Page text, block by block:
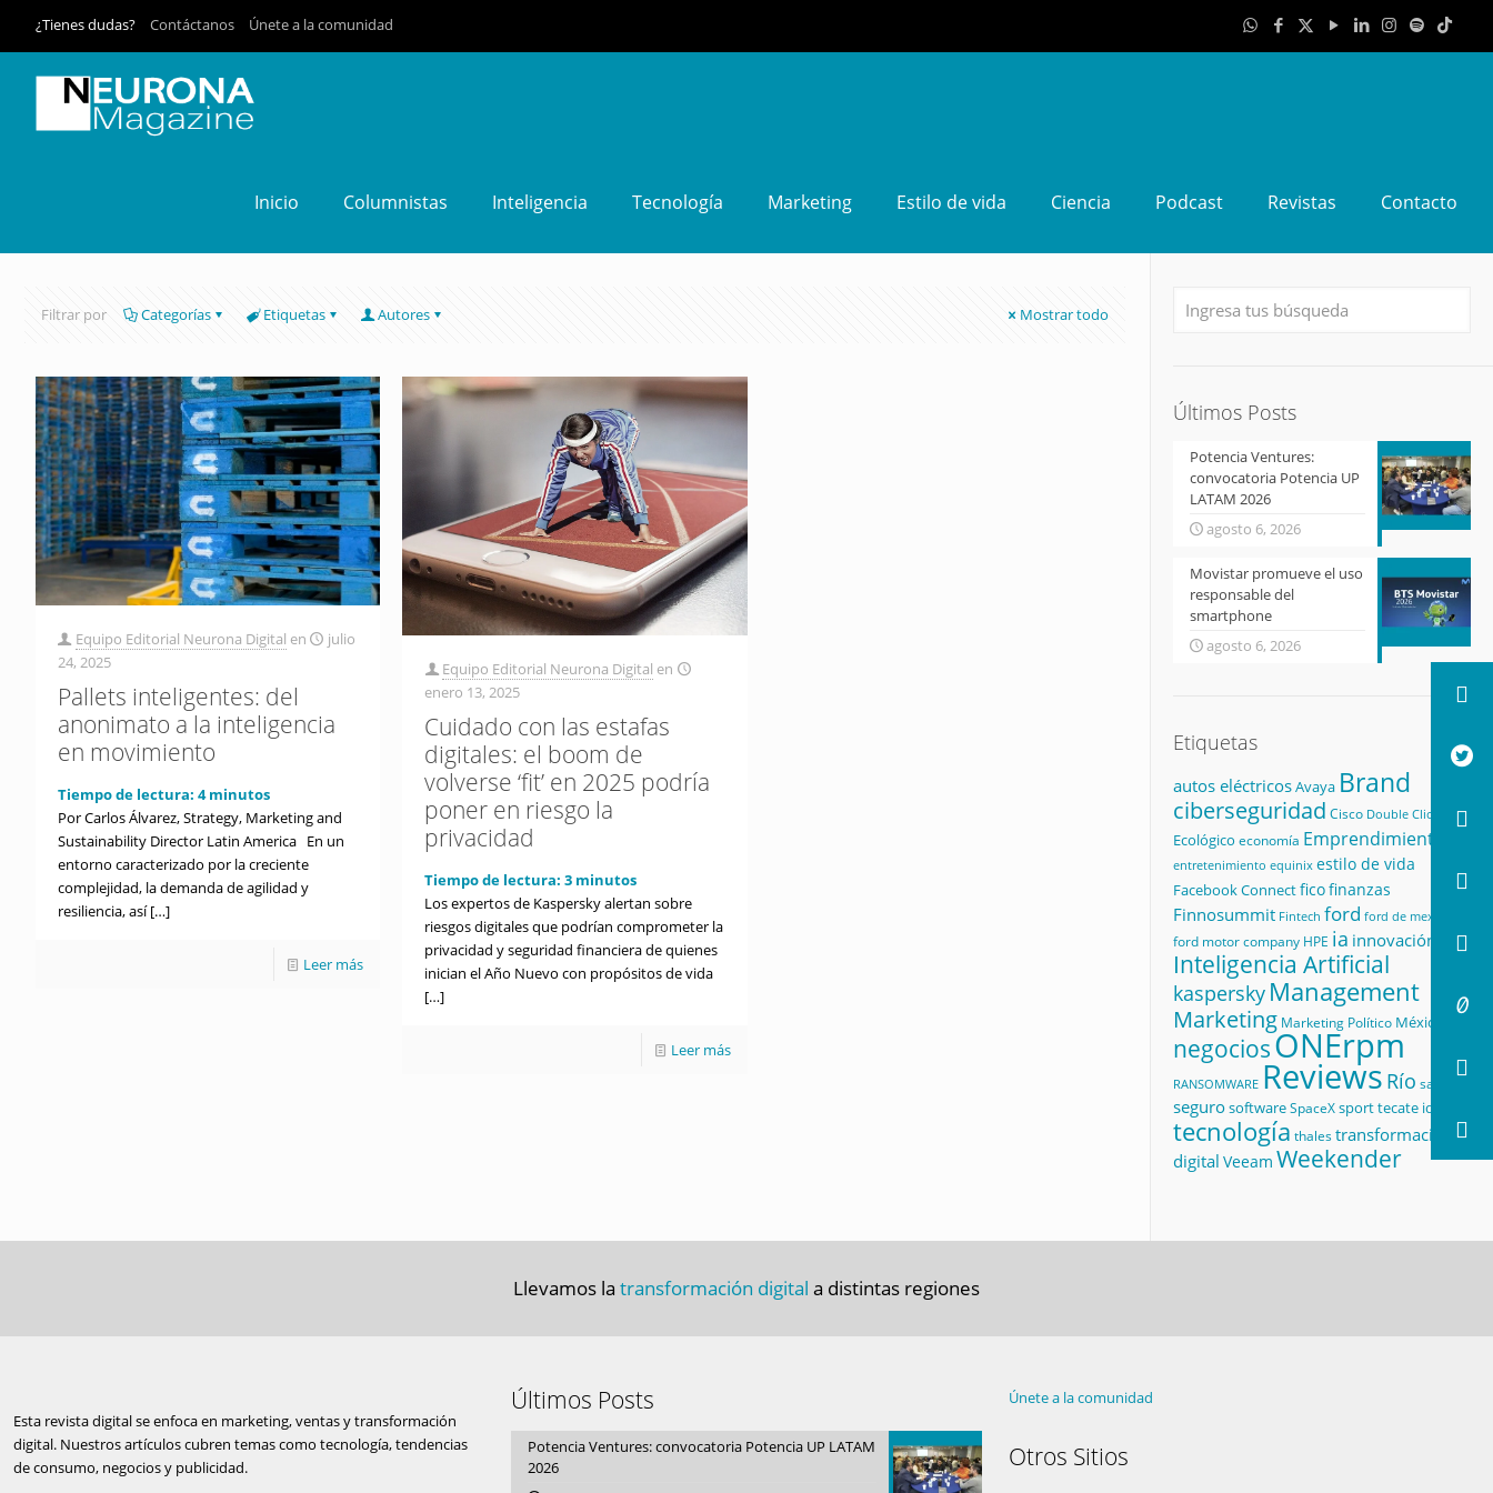
¿Tienes dudas? Contáctanos Únete a la comunidad
Inicio Columnistas Inteligencia Tecnología Marketing Estilo de vida Ciencia Podcast Revistas Contacto
Filtrar por Categorías Etiquetas Autores Mostrar todo
Equipo Editorial Neurona Digital en
julio
24, 2025
Pallets inteligentes: del
anonimato a la inteligencia
en movimiento
Tiempo de lectura: 4 minutos
Por Carlos Álvarez, Strategy, Marketing and
Sustainability Director Latin America En un
entorno caracterizado por la creciente
complejidad, la demanda de agilidad y
resiliencia, así[…]
Leer más
Equipo Editorial Neurona Digital en
enero 13, 2025
Cuidado con las estafas
digitales: el boom de
volverse ‘fit’ en 2025 podría
poner en riesgo la
privacidad
Tiempo de lectura:3 minutos
Los expertos de Kaspersky alertan sobre
riesgos digitales que podrían comprometer la
privacidad y seguridad financiera de quienes
inician el Año Nuevo con propósitos de vida
[…]
Leer más
Últimos Posts
Potencia Ventures:
convocatoria Potencia UP
LATAM 2026
agosto 6, 2026
Movistar promueve el uso
responsable del
smartphone
agosto 6, 2026
Etiquetas
autos eléctricosAvaya Brand
ciberseguridad Cisco Double Click
Ecológico economía Emprendimiento
entretenimiento equinix estilo de vida
Facebook Connectficofinanzas
Finnosummit Fintech ford ford de mexico
ford motor company HPE ia innovación
Inteligencia Artificial
kaspersky Management
Marketing Marketing Político México
negociosONErpm
RANSOMWARE Reviews Río salud
segurosoftwareSpaceXsporttecate id
tecnología thalestransformación
digital Veeam Weekender
Llevamos la transformación digital a distintas regiones
Esta revista digital se enfoca en marketing, ventas y transformación
digital. Nuestros artículos cubren temas como tecnología, tendencias
de consumo, negocios y publicidad.
Últimos Posts
Potencia Ventures: convocatoria Potencia UP LATAM
2026
Únete a la comunidad
Otros Sitios